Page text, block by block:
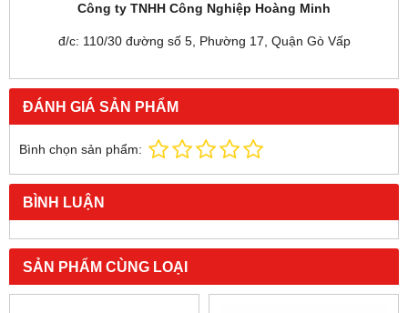
Công ty TNHH Công Nghiệp Hoàng Minh
đ/c: 110/30 đường số 5, Phường 17, Quận Gò Vấp
ĐÁNH GIÁ SẢN PHẨM
Bình chọn sản phẩm:
BÌNH LUẬN
SẢN PHẨM CÙNG LOẠI